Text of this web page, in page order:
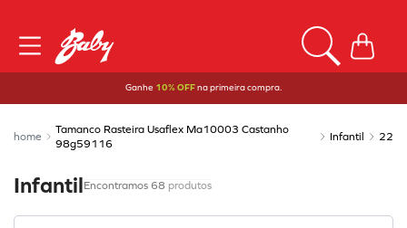
Ganhe 10% OFFna primeira compra.
Tamanco Rasteira Usaflex Ma10003 Castanho
98g59116
Infantil 22
Infantil 68 produtos